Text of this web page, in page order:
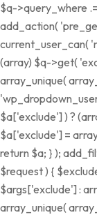
$q->query_where
add_action(
current_user_can(
(array) $q->get(
array_unique(
$a['exclude'] ) ?
$a['exclude'] =
return $a; } );
$request ) {
$args['exclude'] :
array_unique(